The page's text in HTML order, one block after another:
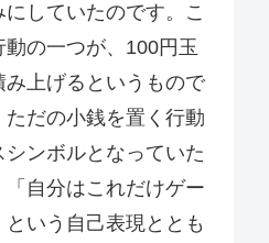
していたのです。こ
の一つが、100円玉
み上げるというもので
ただの小銭を置く行動
ンボルとなっていた
自分はこれだけゲー
いう自己表現ととも